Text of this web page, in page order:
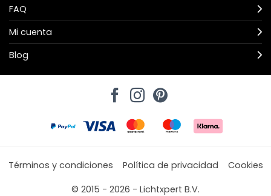
FAQ
Mi cuenta
Blog
Términos y condiciones Política de privacidad
Cookies
© 2015 - 2026 - Lichtxpert B.V.